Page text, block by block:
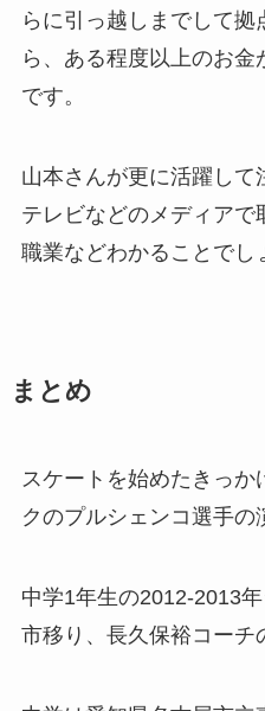
らに引っ越しまでして
ら、ある程度以上のお金
です。
山本さんが更に活躍して
テレビなどのメディア
職業などわかることでし
まとめ
スケートを始めたきっか
クのプルシェンコ選手の
中学1年生の2012-2013
市移り、長久保裕コーチ